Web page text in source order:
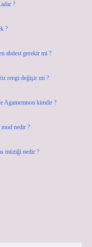
?
?
abdest gerekir mi ?
rengi değişir mi ?
Agamemnon kimdir ?
mod nedir ?
müziği nedir ?